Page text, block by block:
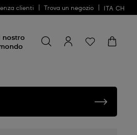
clienti Trova un negozio ITA CH
Il nostro